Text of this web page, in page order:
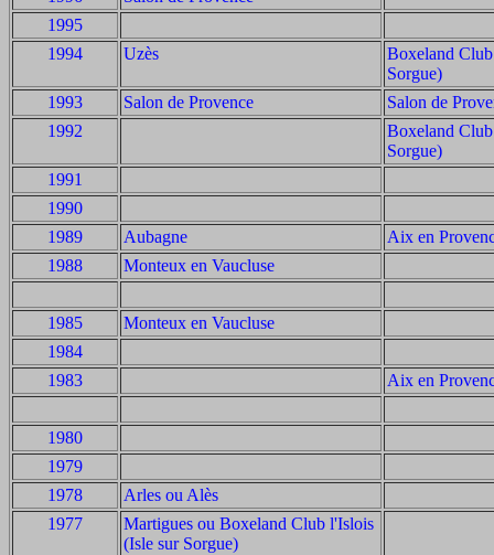
1995
1994
Uzès
Boxeland
Sorgue)
1993
Salon de Provence
Salon de
1992
Boxeland
Sorgue)
1991
1990
1989
Aubagne
Aix en
1988
Monteux en Vaucluse
1985
Monteux en Vaucluse
1984
1983
Aix en
1980
1979
1978
Arles ou Alès
1977
Martigues ou Boxeland Club l'Islois
(Isle sur Sorgue)